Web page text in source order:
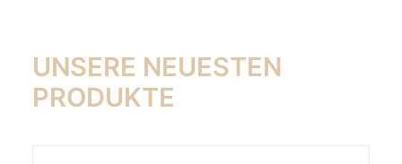
UNSERE NEUESTEN
PRODUKTE